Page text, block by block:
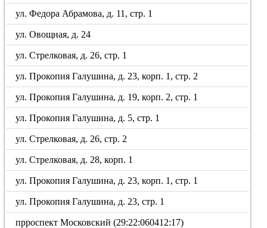
ул. Федора Абрамова, д. 11, стр. 1
ул. Овощная, д. 24
ул. Стрелковая, д. 26, стр. 1
ул. Прокопия Галушина, д. 23, корп. 1, стр. 2
ул. Прокопия Галушина, д. 19, корп. 2, стр. 1
ул. Прокопия Галушина, д. 5, стр. 1
ул. Стрелковая, д. 26, стр. 2
ул. Стрелковая, д. 28, корп. 1
ул. Прокопия Галушина, д. 23, корп. 1, стр. 1
ул. Прокопия Галушина, д. 23, стр. 1
прроспект Московский (29:22:060412:17)